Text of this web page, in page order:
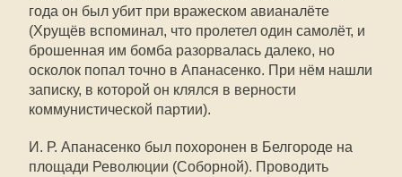
года он был убит при вражеском авианалёте
(Хрущёв вспоминал, что пролетел один самолёт, и
брошенная им бомба разорвалась далеко, но
осколок попал точно в Апанасенко. При нём нашли
записку, в которой он клялся в верности
коммунистической партии).
И. Р. Апанасенко был похоронен в Белгороде на
площади Революции (Соборной). Проводить